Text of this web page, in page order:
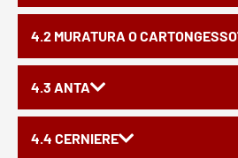
4.2 MURATURA O CARTONGESSO
4.3 ANTA
4.4 CERNIERE